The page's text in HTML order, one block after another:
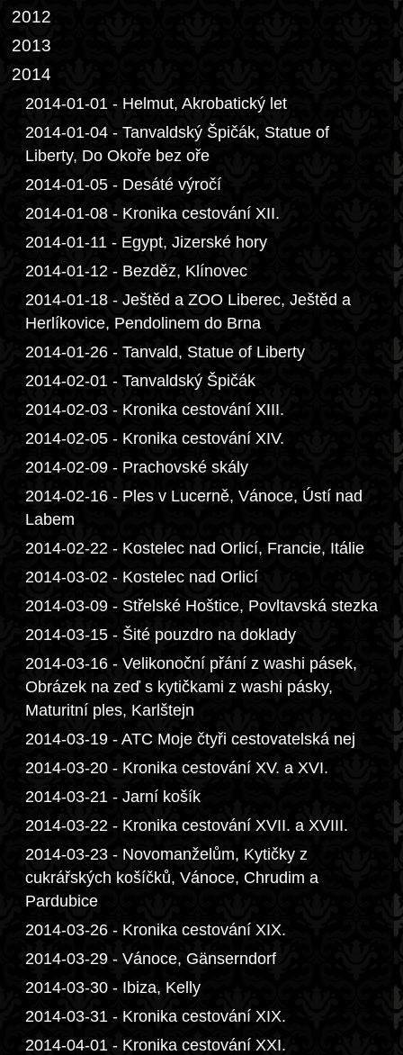
2012
2013
2014
2014-01-01 - Helmut, Akrobatický let
2014-01-04 - Tanvaldský Špičák, Statue of
Liberty, Do Okoře bez oře
2014-01-05 - Desáté výročí
2014-01-08 - Kronika cestování XII.
2014-01-11 - Egypt, Jizerské hory
2014-01-12 - Bezděz, Klínovec
2014-01-18 - Ještěd a ZOO Liberec, Ještěd a
Herlíkovice, Pendolinem do Brna
2014-01-26 - Tanvald, Statue of Liberty
2014-02-01 - Tanvaldský Špičák
2014-02-03 - Kronika cestování XIII.
2014-02-05 - Kronika cestování XIV.
2014-02-09 - Prachovské skály
2014-02-16 - Ples v Lucerně, Vánoce, Ústí nad
Labem
2014-02-22 - Kostelec nad Orlicí, Francie, Itálie
2014-03-02 - Kostelec nad Orlicí
2014-03-09 - Střelské Hoštice, Povltavská stezka
2014-03-15 - Šité pouzdro na doklady
2014-03-16 - Velikonoční přání z washi pásek,
Obrázek na zeď s kytičkami z washi pásky,
Maturitní ples, Karlštejn
2014-03-19 - ATC Moje čtyři cestovatelská nej
2014-03-20 - Kronika cestování XV. a XVI.
2014-03-21 - Jarní košík
2014-03-22 - Kronika cestování XVII. a XVIII.
2014-03-23 - Novomanželům, Kytičky z
cukrářských košíčků, Vánoce, Chrudim a
Pardubice
2014-03-26 - Kronika cestování XIX.
2014-03-29 - Vánoce, Gänserndorf
2014-03-30 - Ibiza, Kelly
2014-03-31 - Kronika cestování XIX.
2014-04-01 - Kronika cestování XXI.